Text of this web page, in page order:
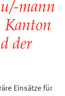
mann
Kanton
der
Einsätze für